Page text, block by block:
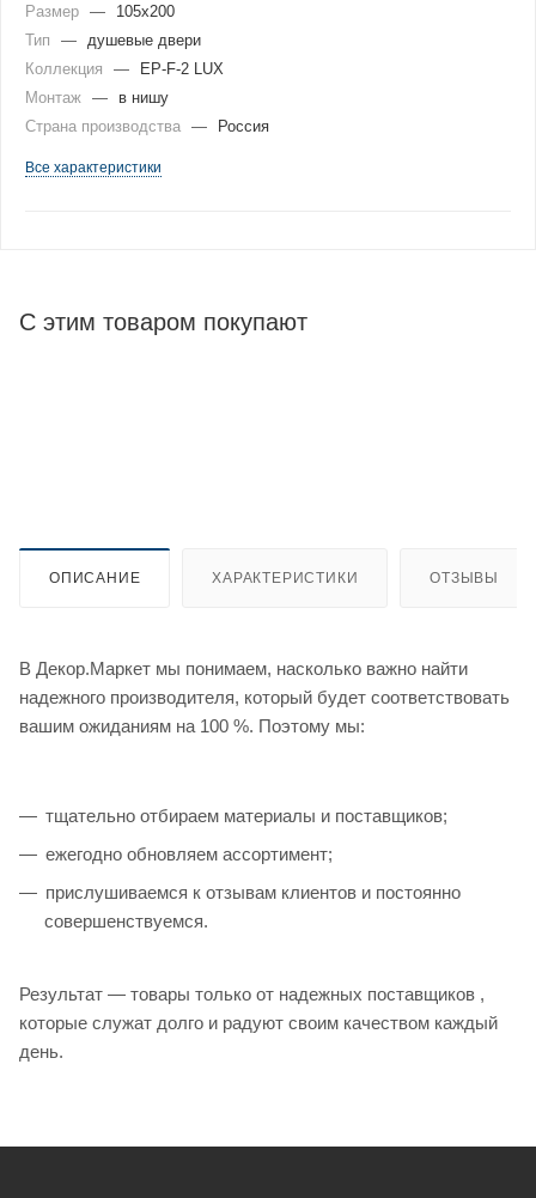
Размер —
105x200
Тип
—
душевые двери
Коллекция
—
EP-F-2 LUX
Монтаж —
в нишу
Страна производства — Россия
Все характеристики
С этим товаром покупают
ОПИСАНИЕ ХАРАКТЕРИСТИКИ ОТЗЫВЫ
В Декор.Маркет мы понимаем, насколько важно найти
надежного производителя, который будет соответствовать
вашим ожиданиям на 100 %. Поэтому мы:
тщательно отбираем материалы и поставщиков;
ежегодно обновляем ассортимент;
прислушиваемся к отзывам клиентов и постоянно
совершенствуемся.
Результат — товары только от надежных поставщиков ,
которые служат долго и радуют своим качеством каждый
день.